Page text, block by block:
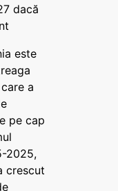
dacă
este
a
pe cap
2025,
crescut